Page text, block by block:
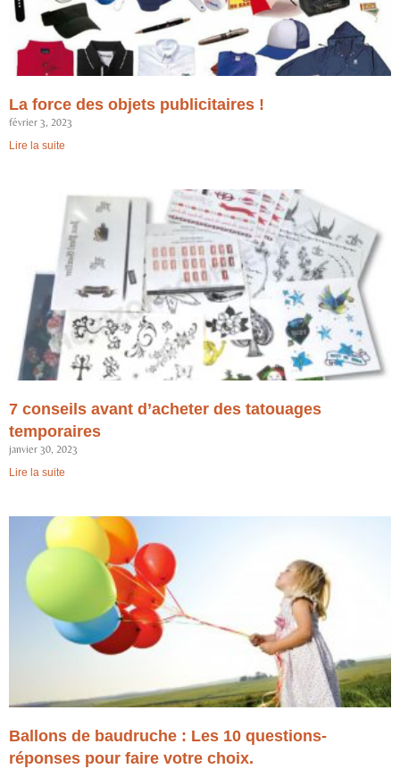
La force des objets publicitaires !
février 3, 2023
Lire la suite
7 conseils avant d’acheter des tatouages
temporaires
janvier 30, 2023
Lire la suite
Ballons de baudruche : Les 10 questions-
réponses pour faire votre choix.